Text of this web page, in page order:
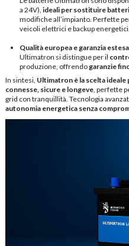
a 24V), ideali per sostituire
modifiche all’impianto. Perfette
veicoli elettrici e backup energetici.
Qualità europea e garanzia estesa
Ultimatron si distingue per il
produzione, offrendo garanzie
In sintesi, Ultimatron è la scelta
connesse, sicure e longeve, perfette
grid con tranquillità. Tecnologia
autonomia energetica senza